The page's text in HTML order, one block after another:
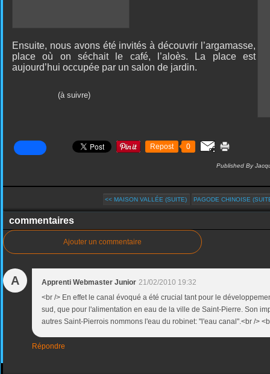
Ensuite, nous avons été invités à découvrir l’argamasse,
place où on séchait le café, l’aloès. La place est
aujourd’hui occupée par un salon de jardin.
(à suivre)
Repost 0
Published By
<< MAISON VALLÉE (SUITE) PAGODE CHINOISE
commentaires
Ajouter un commentaire
A Apprenti Webmaster Junior 21/02/2010 19:32
<br /> En effet le canal évoqué a été crucial tant pour le
sud, que pour l'alimentation en eau de la ville de Saint-Pierre. Son
autres Saint-Pierrois nommons l'eau du robinet: "l'eau canal".<br />
Répondre